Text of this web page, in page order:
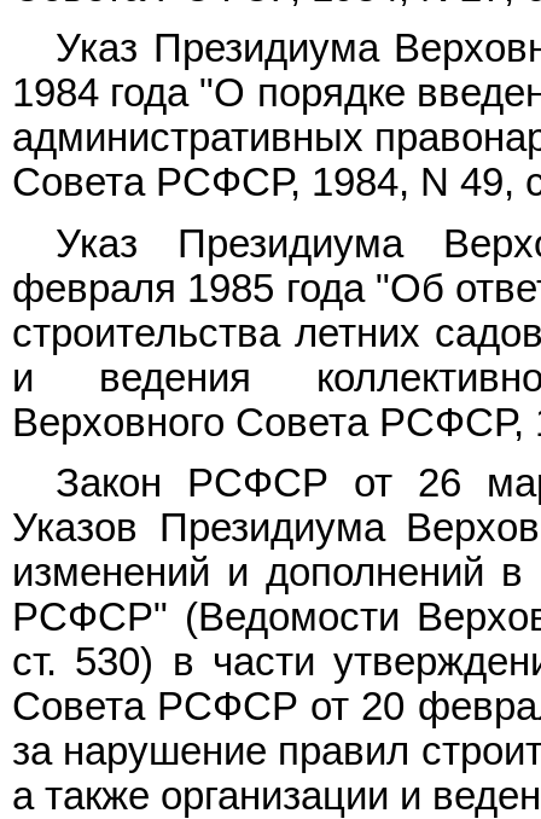
Указ Президиума
1984 года "О порядке
административных
Совета РСФСР, 1984, N 49,
Указ Президиума
февраля 1985 года "Об
строительства летних
и ведения
Верховного Совета РСФСР,
Закон РСФСР от 26
Указов Президиума
изменений и дополнений в
РСФСР" (Ведомости
ст. 530) в части
Совета РСФСР от 20
за нарушение правил
а также организации и